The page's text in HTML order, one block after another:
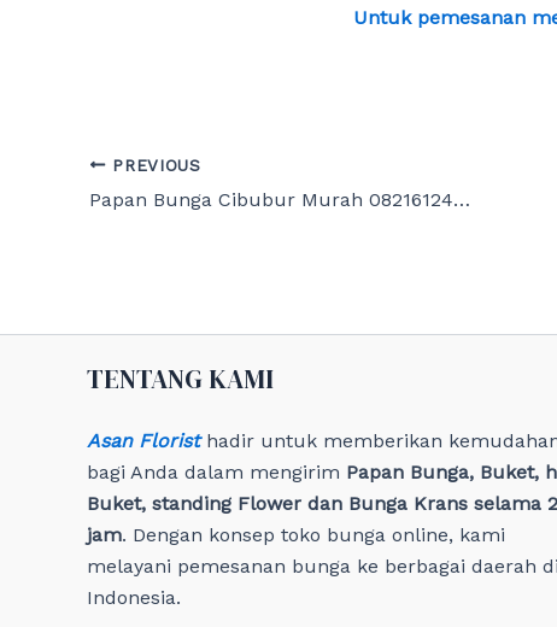
Untuk pemesanan
Post
navigation
PREVIOUS
Papan Bunga Cibubur Murah 082161241200
TENTANG KAMI
Asan Floristhadir untuk memberikan
bagi Anda dalam mengirim Papan Bunga, Buket,
Buket, standing Flower dan Bunga Krans selama
jam. Dengan konsep toko bunga online, kami
melayani pemesanan bunga ke berbagai daerah di
Indonesia.